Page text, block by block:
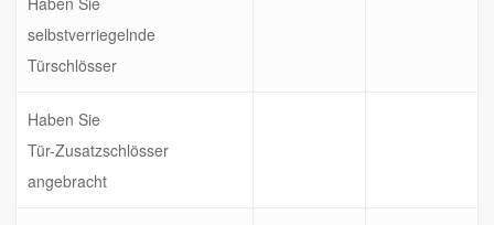
selbstverriegelnde
Türschlösser
Haben Sie
Tür-Zusatzschlösser
angebracht